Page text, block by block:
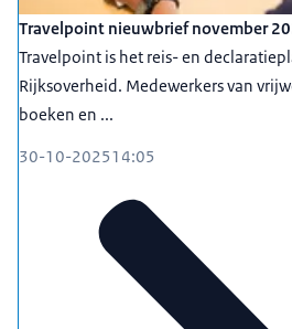
Travelpoint nieuwbrief november
Travelpoint is het reis- en
Rijksoverheid. Medewerkers van
boeken en ...
30-10-202514:05